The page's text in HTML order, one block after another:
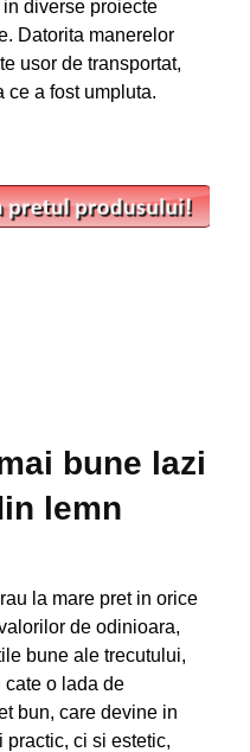
diverse proiecte
Datorita manerelor
usor de transportat,
ce a fost umpluta.
bune lazi
lemn
la mare pret in orice
de odinioara,
bune ale trecutului,
o lada de
bun, care devine in
practic, ci si estetic,